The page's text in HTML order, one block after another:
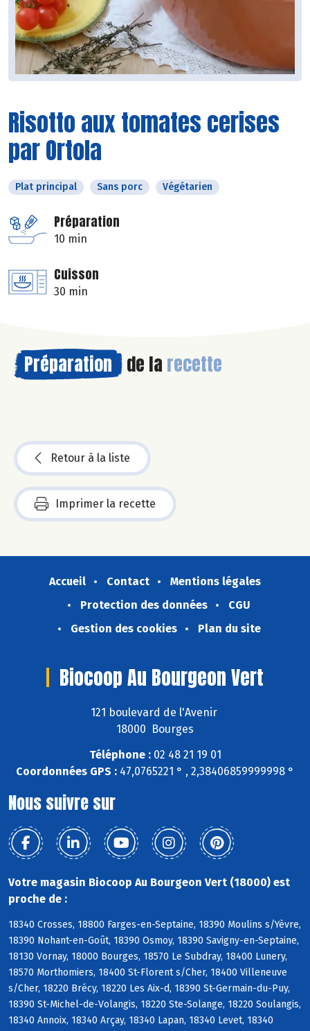
Risotto aux tomates cerises
par Ortola
Plat principal Sans porc Végétarien
Préparation
10 min
Cuisson
30 min
Préparation de la recette
Retour à la liste
Imprimer la recette
Accueil Contact
Mentions légales
Protection des données
CGU
Gestion des cookies
Plan du site
Biocoop Au Bourgeon Vert
121 boulevard de l'Avenir
18000 Bourges
Téléphone :02 48 21 19 01
Coordonnées GPS : 47,0765221 ° , 2,38406859999998 °
Nous suivre sur
Votre magasin Biocoop Au Bourgeon Vert (18000) est
proche de :
18340 Crosses, 18800 Farges-en-Septaine, 18390 Moulins s/Yèvre,
18390 Nohant-en-Goût, 18390 Osmoy, 18390 Savigny-en-Septaine,
18130 Vornay, 18000 Bourges, 18570 Le Subdray, 18400 Lunery,
18570 Morthomiers, 18400 St-Florent s/Cher, 18400 Villeneuve
s/Cher, 18220 Brécy, 18220 Les Aix-d, 18390 St-Germain-du-Puy,
18390 St-Michel-de-Volangis, 18220 Ste-Solange, 18220 Soulangis,
18340 Annoix, 18340 Arçay, 18340 Lapan, 18340 Levet, 18340